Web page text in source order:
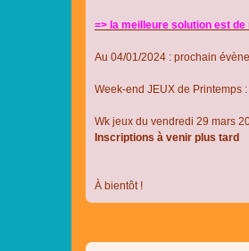
=> la meilleure solution est
Au 04/01/2024 : prochain
Week-end JEUX de Printemps :
Wk jeux du vendredi 29 mars
Inscriptions à venir plus tard
À bientôt !